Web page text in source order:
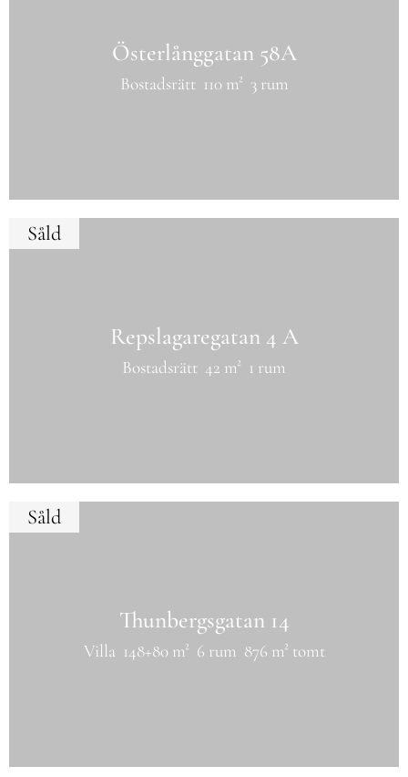
Österlånggatan 58A
Bostadsrätt 110 m² 3 rum
Repslagaregatan 4 A
Bostadsrätt 42 m² 1 rum
Såld
Thunbergsgatan 14
Villa 148+80 m² 6 rum 876 m² tomt
Såld